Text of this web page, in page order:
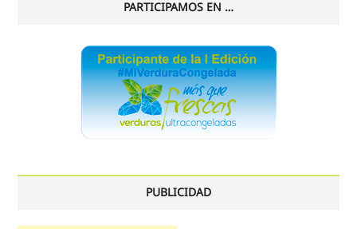
PARTICIPAMOS EN …
PUBLICIDAD